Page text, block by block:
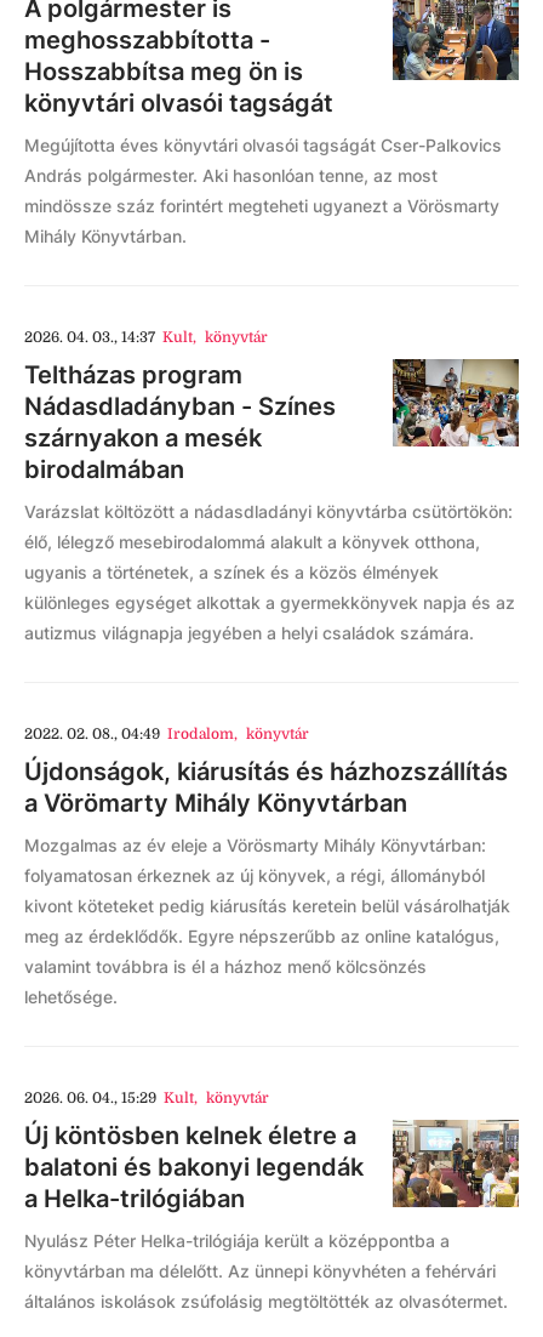
A polgármester is
meghosszabbította -
Hosszabbítsa meg ön is
könyvtári olvasói tagságát
Megújította éves könyvtári olvasói tagságát Cser-Palkovics
András polgármester. Aki hasonlóan tenne, az most
mindössze száz forintért megteheti ugyanezt a Vörösmarty
Mihály Könyvtárban.
2026. 04. 03., 14:37 Kult, könyvtár
Teltházas program
Nádasdladányban - Színes
szárnyakon a mesék
birodalmában
Varázslat költözött a nádasdladányi könyvtárba csütörtökön:
élő, lélegző mesebirodalommá alakult a könyvek otthona,
ugyanis a történetek, a színek és a közös élmények
különleges egységet alkottak a gyermekkönyvek napja és az
autizmus világnapja jegyében a helyi családok számára.
2022. 02. 08., 04:49 Irodalom, könyvtár
Újdonságok, kiárusítás és házhozszállítás
a Vörömarty Mihály Könyvtárban
Mozgalmas az év eleje a Vörösmarty Mihály Könyvtárban:
folyamatosan érkeznek az új könyvek, a régi, állományból
kivont köteteket pedig kiárusítás keretein belül vásárolhatják
meg az érdeklődők. Egyre népszerűbb az online katalógus,
valamint továbbra is él a házhoz menő kölcsönzés
lehetősége.
2026. 06. 04., 15:29 Kult, könyvtár
Új köntösben kelnek életre a
balatoni és bakonyi legendák
a Helka-trilógiában
Nyulász Péter Helka-trilógiája került a középpontba a
könyvtárban ma délelőtt. Az ünnepi könyvhéten a fehérvári
általános iskolások zsúfolásig megtöltötték az olvasótermet.